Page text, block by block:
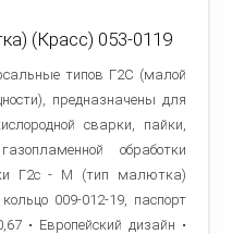
(Красс) 053-0119
типов Г2С (малой
предназначены для
сварки, пайки,
обработки
Г2с - М (тип малютка)
009-012-19, паспорт
• Европейский дизайн •